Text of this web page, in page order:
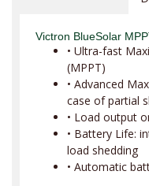
Victron BlueSolar
• Ultra-fast
(MPPT)
• Advanced
case of partial
• Load output
• Battery Life:
load shedding
• Automatic